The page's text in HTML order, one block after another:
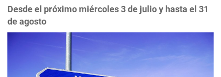
Desde el próximo miércoles 3 de julio y hasta el 31
de agosto